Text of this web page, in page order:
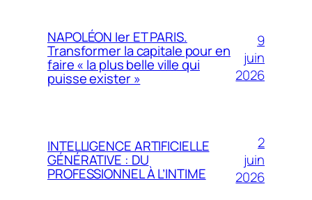
NAPOLÉON Ier ET PARIS.
Transformer la capitale pour en
faire « la plus belle ville qui
puisse exister »
9
juin
2026
INTELLIGENCE ARTIFICIELLE
GÉNÉRATIVE : DU
PROFESSIONNEL À L’INTIME
2
juin
2026